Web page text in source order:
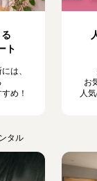
ト
は、
め！
お
人
タル